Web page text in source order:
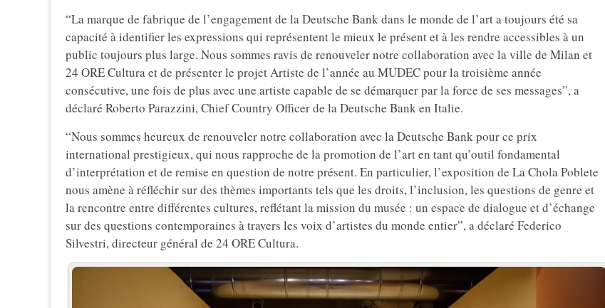
“La marque de fabrique de l’engagement de la Deutsche Bank dans le monde de l’art a toujours été sa
capacité à identifier les expressions qui représentent le mieux le présent et à les rendre accessibles à un
public toujours plus large. Nous sommes ravis de renouveler notre collaboration avec la ville de Milan et
24 ORE Cultura et de présenter le projet Artiste de l’année au MUDEC pour la troisième année
consécutive, une fois de plus avec une artiste capable de se démarquer par la force de ses messages”, a
déclaré Roberto Parazzini, Chief Country Officer de la Deutsche Bank en Italie.
“Nous sommes heureux de renouveler notre collaboration avec la Deutsche Bank pour ce prix
international prestigieux, qui nous rapproche de la promotion de l’art en tant qu’outil fondamental
d’interprétation et de remise en question de notre présent. En particulier, l’exposition de La Chola Poblete
nous amène à réfléchir sur des thèmes importants tels que les droits, l’inclusion, les questions de genre et
la rencontre entre différentes cultures, reflétant la mission du musée : un espace de dialogue et d’échange
sur des questions contemporaines à travers les voix d’artistes du monde entier”, a déclaré Federico
Silvestri, directeur général de 24 ORE Cultura.